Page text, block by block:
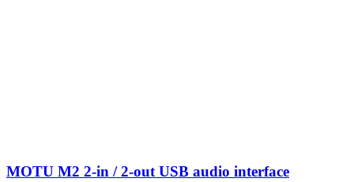
MOTU M2 2-in / 2-out USB audio interface